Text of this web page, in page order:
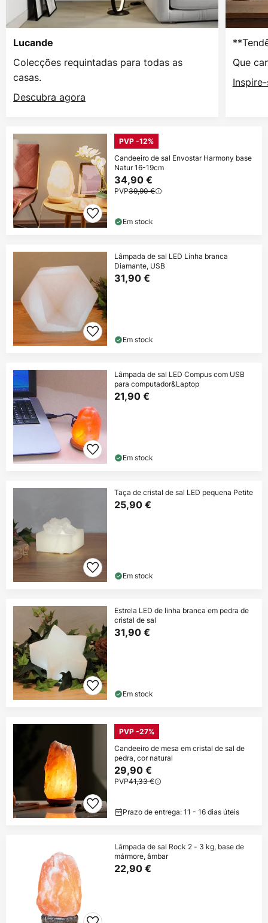
Lucande
Colecções requintadas para todas as
casas.
Descubra agora
Que
PVP -12%
Candeeiro de sal Envostar Harmony base
Natur 16-19cm
34,90 €
PVP39,90 €
Em stock
Lâmpada de sal LED Linha branca
Diamante, USB
31,90 €
Em stock
Lâmpada de sal LED Compus com USB
para computador&Laptop
21,90 €
Em stock
Taça de cristal de sal LED pequena Petite
25,90 €
Em stock
Estrela LED de linha branca em pedra de
cristal de sal
31,90 €
Em stock
PVP -27%
Candeeiro de mesa em cristal de sal de
pedra, cor natural
29,90 €
PVP41,33 €
Prazo de entrega: 11 - 16 dias úteis
Lâmpada de sal Rock 2 - 3 kg, base de
mármore, âmbar
22,90 €